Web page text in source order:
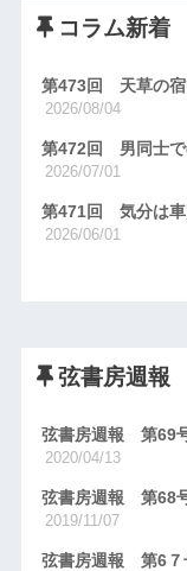
コラム新着
第473回 天草の宿
2026/08/04
第472回 男同士で
2026/07/01
第471回 気分は車
2026/06/01
弦書房週報
弦書房週報 第69
2020/04/13
弦書房週報 第68
2019/11/07
弦書房週報 第6７